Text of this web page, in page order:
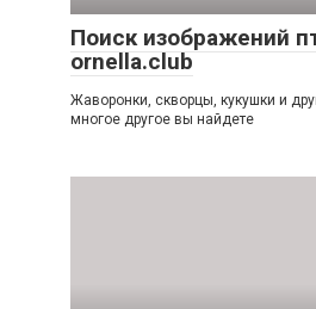
Поиск изображений
ornella.club
Жаворонки, скворцы, кукушки и
многое другое вы найдете